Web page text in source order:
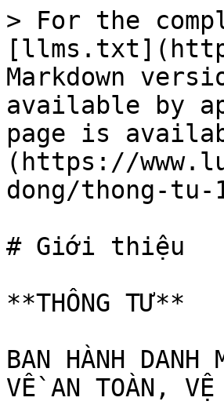
> For the
Markdown
available by
page is
(https://
dong/thong-
# Giới thiệu
**THÔNG TƯ**
BAN HÀNH DANH
VỀ AN TOÀN, VỆ